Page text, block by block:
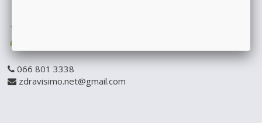
066 801 3338
zdravisimo.net@gmail.com